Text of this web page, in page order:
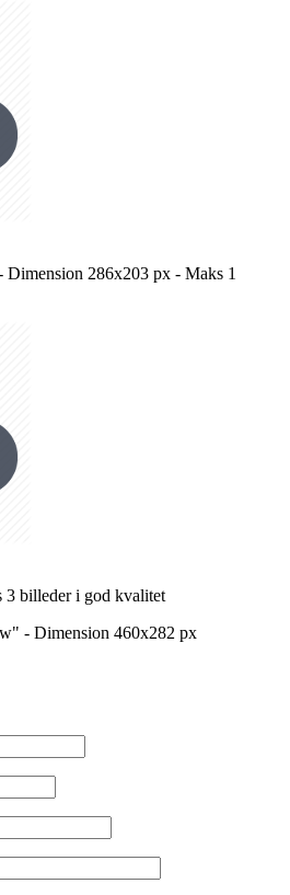
286x203 px - Maks 1
3 billeder i god kvalitet
- Dimension 460x282 px